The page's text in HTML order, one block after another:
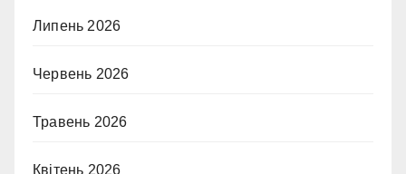
Липень 2026
Червень 2026
Травень 2026
Квітень 2026